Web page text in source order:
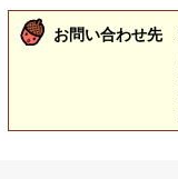
お問い合わせ先